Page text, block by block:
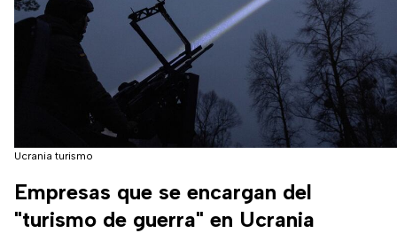
Ucrania turismo
Empresas que se encargan del
"turismo de guerra" en Ucrania